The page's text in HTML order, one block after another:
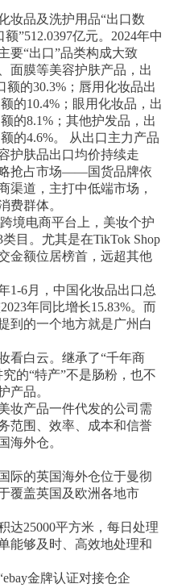
妆品及洗护用品“出口数
”512.0397亿元。2024年中
要“出口”品类构成大致
面膜等美容护肤产品，出
额的‌30.3%；唇用化妆品‌出
的‌10.4%‌；眼用化妆品‌，出
的‌8.1%‌；其他护发品，出
的‌4.6%。‌ 从出口主力产品
护肤品出口均价持续走
抢占市场——国货品牌依
渠道‌，主打中低端市场，
费群体‌。
境电商平台上，美妆个护
目。尤其是在TikTok Shop
金额位居榜首，远超其他
1-6月，中国化妆品出口总
年同比增长15.83%。而
到的一个地方就是广州白
看白云。继承了“千年商
的“特产”不是肠粉，也不
产品。
妆产品一件代发的公司需
范围、效率、成本和信誉
海外仓。
际的英国海外仓位于曼彻
覆盖英国及欧洲各地市
达25000平方米，每日处理
能够及时、高效地处理和
金牌认证对接仓企